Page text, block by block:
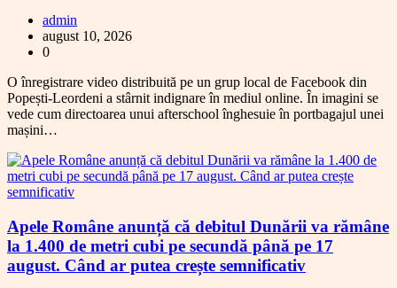
admin
august 10, 2026
0
O înregistrare video distribuită pe un grup local de Facebook din
Popești-Leordeni a stârnit indignare în mediul online. În imagini se
vede cum directoarea unui afterschool înghesuie în portbagajul unei
mașini…
Apele Române anunță că debitul Dunării va rămâne
la 1.400 de metri cubi pe secundă până pe 17
august. Când ar putea crește semnificativ